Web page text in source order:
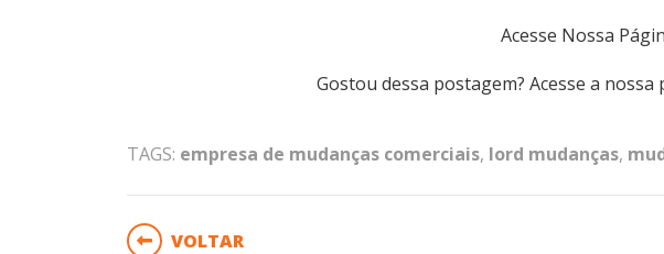
Acesse Nossa
Gostou dessa postagem? Acesse a nossa
TAGS: empresa de mudanças comerciais, lord mudanças,
VOLTAR